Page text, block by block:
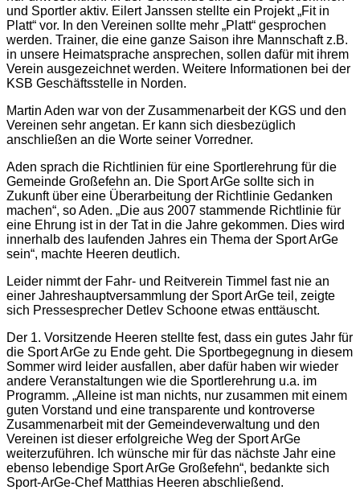
und Sportler aktiv. Eilert Janssen stellte ein Projekt „Fit in
Platt“ vor. In den Vereinen sollte mehr „Platt“ gesprochen
werden. Trainer, die eine ganze Saison ihre Mannschaft z.B.
in unsere Heimatsprache ansprechen, sollen dafür mit ihrem
Verein ausgezeichnet werden. Weitere Informationen bei der
KSB Geschäftsstelle in Norden.
Martin Aden war von der Zusammenarbeit der KGS und den
Vereinen sehr angetan. Er kann sich diesbezüglich
anschließen an die Worte seiner Vorredner.
Aden sprach die Richtlinien für eine Sportlerehrung für die
Gemeinde Großefehn an. Die Sport ArGe sollte sich in
Zukunft über eine Überarbeitung der Richtlinie Gedanken
machen“, so Aden. „Die aus 2007 stammende Richtlinie für
eine Ehrung ist in der Tat in die Jahre gekommen. Dies wird
innerhalb des laufenden Jahres ein Thema der Sport ArGe
sein“, machte Heeren deutlich.
Leider nimmt der Fahr- und Reitverein Timmel fast nie an
einer Jahreshauptversammlung der Sport ArGe teil, zeigte
sich Pressesprecher Detlev Schoone etwas enttäuscht.
Der 1. Vorsitzende Heeren stellte fest, dass ein gutes Jahr für
die Sport ArGe zu Ende geht. Die Sportbegegnung in diesem
Sommer wird leider ausfallen, aber dafür haben wir wieder
andere Veranstaltungen wie die Sportlerehrung u.a. im
Programm. „Alleine ist man nichts, nur zusammen mit einem
guten Vorstand und eine transparente und kontroverse
Zusammenarbeit mit der Gemeindeverwaltung und den
Vereinen ist dieser erfolgreiche Weg der Sport ArGe
weiterzuführen. Ich wünsche mir für das nächste Jahr eine
ebenso lebendige Sport ArGe Großefehn“, bedankte sich
Sport-ArGe-Chef Matthias Heeren abschließend.